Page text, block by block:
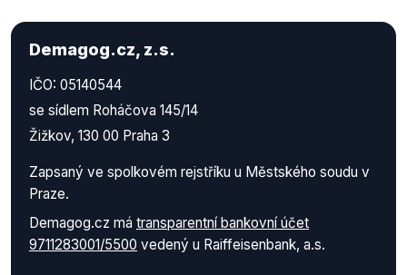
Demagog.cz, z.s.
IČO: 05140544
se sídlem Roháčova 145/14
Žižkov, 130 00 Praha 3
Zapsaný ve spolkovém rejstříku u Městského soudu v
Praze.
Demagog.cz má transparentní bankovní účet
9711283001/5500 vedený u Raiffeisenbank, a.s.